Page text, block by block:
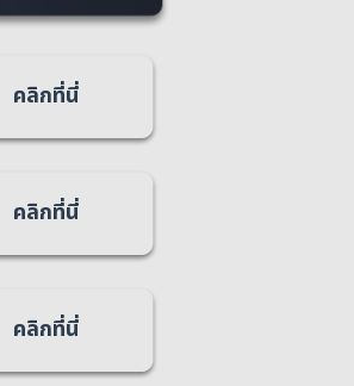
คลิกที่นี่
คลิกที่นี่
คลิกที่นี่